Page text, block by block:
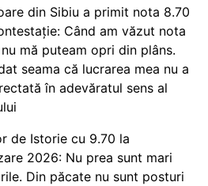
din Sibiu a primit nota 8.70
Când am văzut nota
mă puteam opri din plâns.
seama că lucrarea mea nu a
în adevăratul sens al
de Istorie cu 9.70 la
2026: Nu prea sunt mari
Din păcate nu sunt posturi